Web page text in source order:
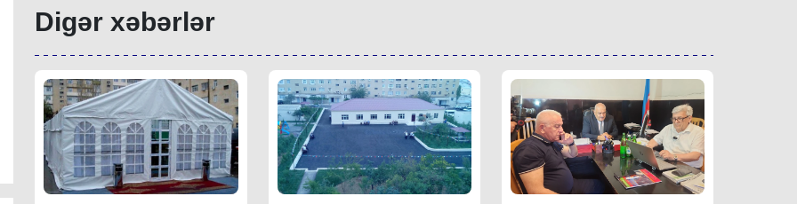
Digər xəbərlər